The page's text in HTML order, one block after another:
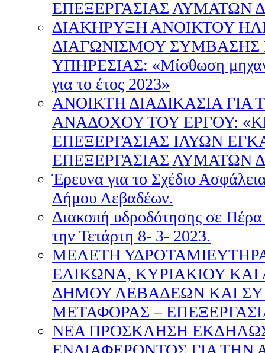
ΕΠΕΞΕΡΓΑΣΙΑΣ ΛΥΜΑΤΩΝ
ΔΙΑΚΗΡΥΞΗ ΑΝΟΙΚΤΟΥ
ΔΙΑΓΩΝΙΣΜΟΥ
ΥΠΗΡΕΣΙΑΣ: «Μίσθωση
για το έτος 2023»
AΝΟΙΚΤΗ ΔΙΑΔΙΚΑΣΙΑ ΓΙΑ
ΑΝΑΔΟΧΟΥ ΤΟΥ ΕΡΓΟΥ:
ΕΠΕΞΕΡΓΑΣΙΑΣ ΙΛΥΩΝ
ΕΠΕΞΕΡΓΑΣΙΑΣ ΛΥΜΑΤΩΝ
Έρευνα για το Σχέδιο
Δήμου Λεβαδέων.
Διακοπή υδροδότησης σε Πέρα
την Τετάρτη 8- 3- 2023.
ΜΕΛΕΤΗ
ΕΛΙΚΩΝΑ, ΚΥΡΙΑΚΙΟΥ ΚΑΙ
ΔΗΜΟΥ ΛΕΒΑΔΕΩΝ ΚΑΙ
ΜΕΤΑΦΟΡΑΣ –
NEA ΠΡΟΣΚΛΗΣΗ